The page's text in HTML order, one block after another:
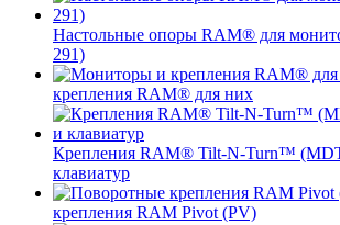
Настольные опоры RAM® для
291)
крепления RAM® для них
Крепления RAM® Tilt-N-Turn™
клавиатур
крепления RAM Pivot (PV)